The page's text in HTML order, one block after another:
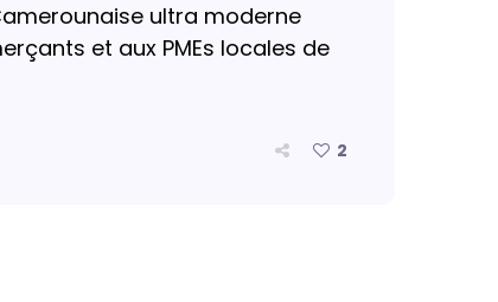
ultra moderne
et aux PMEs locales de
2